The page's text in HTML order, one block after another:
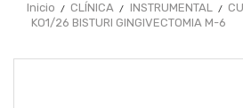
Inicio CLÍNICA INSTRUMENTAL
KO1/26 BISTURI GINGIVECTOMIA M-6